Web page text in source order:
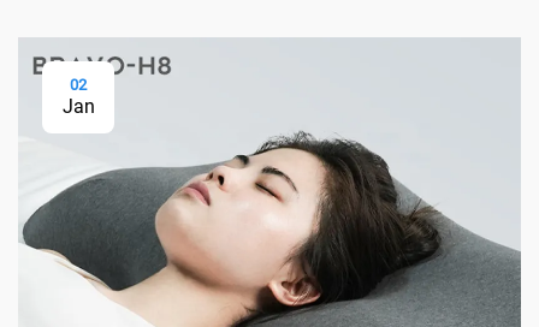
02
Jan